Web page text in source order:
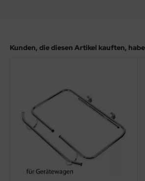
Kunden, die diesen Artikel kauften,